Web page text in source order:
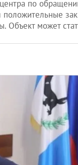
по
положительные
Объект может